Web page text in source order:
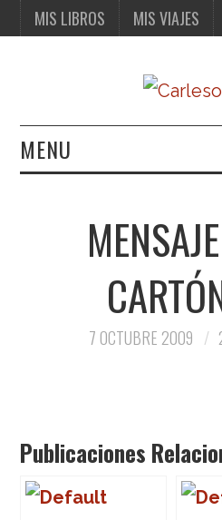
MIS LIBROS MIS VIAJES
MENU
MIS VIAJES
7 OCTUBRE 2009
Publicaciones